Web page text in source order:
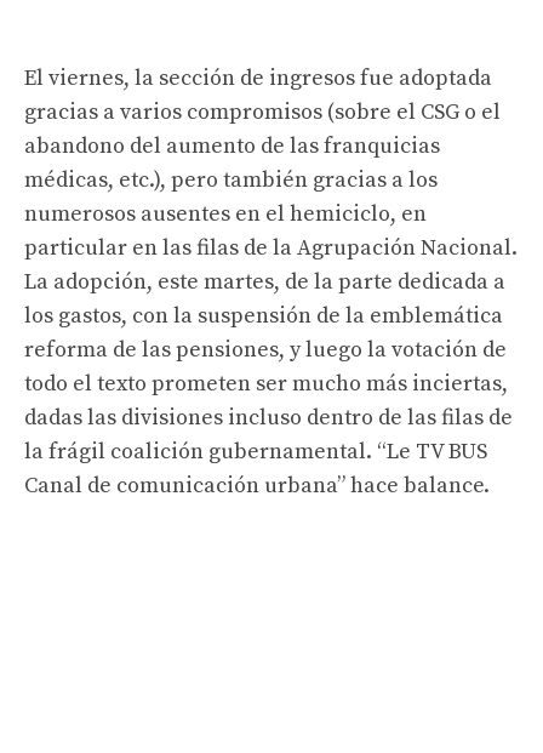
El viernes, la sección de ingresos fue adoptada
gracias a varios compromisos (sobre el CSG o el
abandono del aumento de las franquicias
médicas, etc.), pero también gracias a los
numerosos ausentes en el hemiciclo, en
particular en las filas de la Agrupación Nacional.
La adopción, este martes, de la parte dedicada a
los gastos, con la suspensión de la emblemática
reforma de las pensiones, y luego la votación de
todo el texto prometen ser mucho más inciertas,
dadas las divisiones incluso dentro de las filas de
la frágil coalición gubernamental. “Le TV BUS
Canal de comunicación urbana” hace balance.